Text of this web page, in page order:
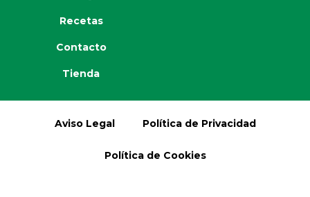
Recetas
Contacto
Tienda
Aviso Legal Política de Privacidad
Política de Cookies